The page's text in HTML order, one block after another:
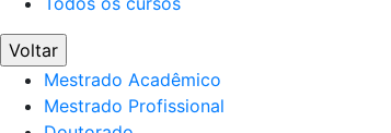
Voltar
Mestrado Acadêmico
Mestrado Profissional